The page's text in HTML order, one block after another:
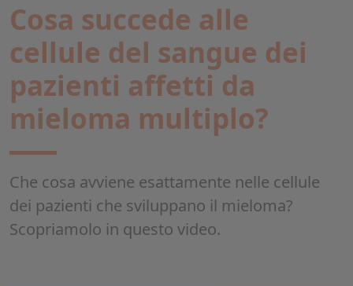
Cosa succede alle
cellule del sangue dei
pazienti affetti da
mieloma multiplo?
Che cosa avviene esattamente nelle cellule
dei pazienti che sviluppano il mieloma?
Scopriamolo in questo video.